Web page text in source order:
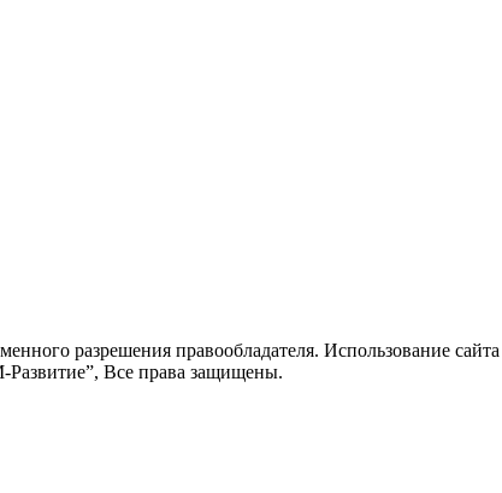
разрешения правообладателя. Использование сайта
Все права защищены.